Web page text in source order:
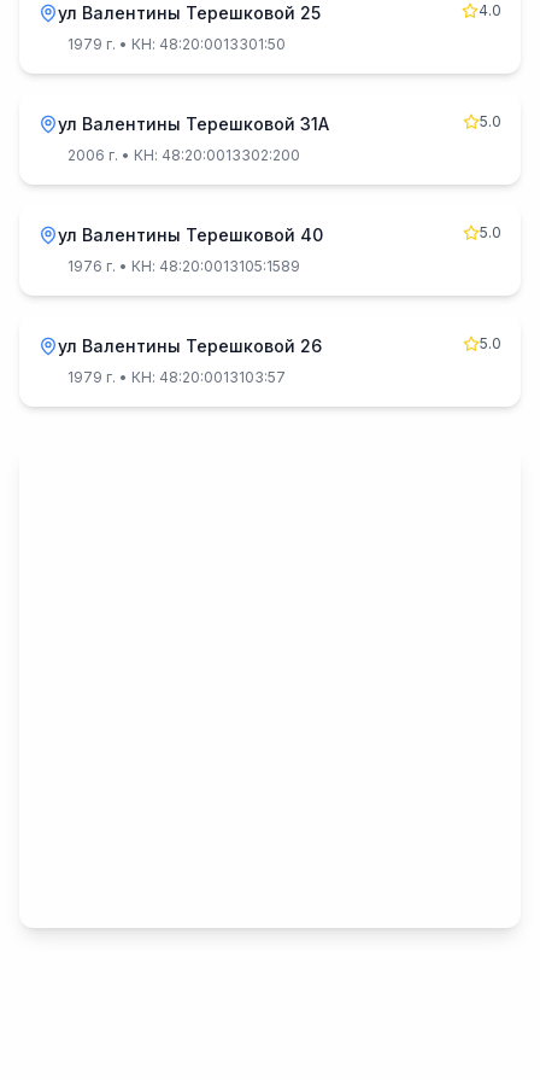
ул Валентины Терешковой 25
4.0
1979 г. • КН: 48:20:0013301:50
ул Валентины Терешковой 31А
5.0
2006 г. • КН: 48:20:0013302:200
ул Валентины Терешковой 40
5.0
1976 г. • КН: 48:20:0013105:1589
ул Валентины Терешковой 26
5.0
1979 г. • КН: 48:20:0013103:57